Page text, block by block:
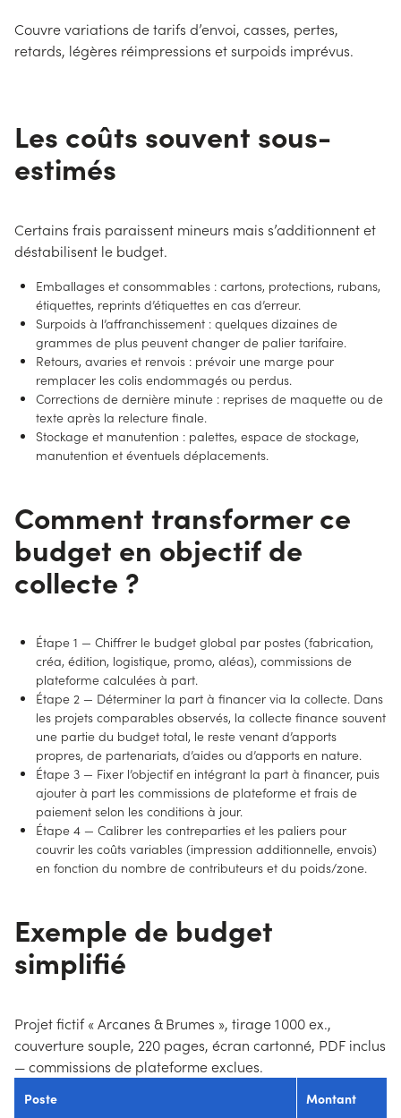
Couvre variations de tarifs d’envoi, casses, pertes,
retards, légères réimpressions et surpoids imprévus.
Les coûts souvent sous-
estimés
Certains frais paraissent mineurs mais s’additionnent et
déstabilisent le budget.
Emballages et consommables : cartons, protections, rubans,
étiquettes, reprints d’étiquettes en cas d’erreur.
Surpoids à l’affranchissement : quelques dizaines de
grammes de plus peuvent changer de palier tarifaire.
Retours, avaries et renvois : prévoir une marge pour
remplacer les colis endommagés ou perdus.
Corrections de dernière minute : reprises de maquette ou de
texte après la relecture finale.
Stockage et manutention : palettes, espace de stockage,
manutention et éventuels déplacements.
Comment transformer ce
budget en objectif de
collecte ?
Étape 1 — Chiffrer le budget global par postes (fabrication,
créa, édition, logistique, promo, aléas), commissions de
plateforme calculées à part.
Étape 2 — Déterminer la part à financer via la collecte. Dans
les projets comparables observés, la collecte finance souvent
une partie du budget total, le reste venant d’apports
propres, de partenariats, d’aides ou d’apports en nature.
Étape 3 — Fixer l’objectif en intégrant la part à financer, puis
ajouter à part les commissions de plateforme et frais de
paiement selon les conditions à jour.
Étape 4 — Calibrer les contreparties et les paliers pour
couvrir les coûts variables (impression additionnelle, envois)
en fonction du nombre de contributeurs et du poids/zone.
Exemple de budget
simplifié
Projet fictif « Arcanes & Brumes », tirage 1 000 ex.,
couverture souple, 220 pages, écran cartonné, PDF inclus
— commissions de plateforme exclues.
Poste Montant